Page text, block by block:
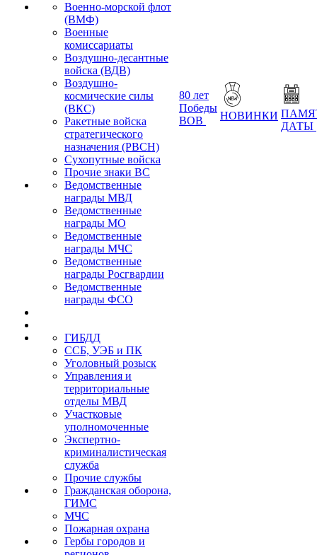
Военно-морской флот
(ВМФ)
Военные
комиссариаты
Воздушно-десантные
войска (ВДВ)
Воздушно-
космические силы
(ВКС)
Ракетные войска
стратегического
назначения (РВСН)
Сухопутные войска
Прочие знаки ВС
Ведомственные
награды МВД
Ведомственные
награды МО
Ведомственные
награды МЧС
Ведомственные
награды Росгвардии
Ведомственные
награды ФСО
ГИБДД
ССБ, УЭБ и ПК
Уголовный розыск
Управления и
территориальные
отделы МВД
Участковые
уполномоченные
Экспертно-
криминалистическая
служба
Прочие службы
Гражданская оборона,
ГИМС
МЧС
Пожарная охрана
Гербы городов и
80 лет
Победы
ВОВ
НОВИНКИ
ДАТЫ